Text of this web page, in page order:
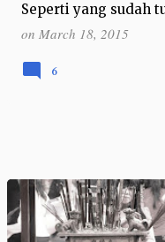
Seperti yang sudah
Hecticnya mau
waktu untuk
tempat wisata di
on March 18, 2015
6